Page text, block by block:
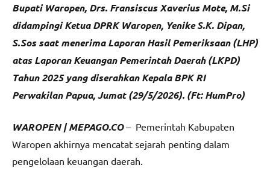
Bupati Waropen, Drs. Fransiscus Xaverius Mote, M.Si
didampingi Ketua DPRK Waropen, Yenike S.K. Dipan,
S.Sos saat menerima Laporan Hasil Pemeriksaan (LHP)
atas Laporan Keuangan Pemerintah Daerah (LKPD)
Tahun 2025 yang diserahkan Kepala BPK RI
Perwakilan Papua, Jumat (29/5/2026). (Ft: HumPro)
WAROPEN | MEPAGO.CO – Pemerintah Kabupaten
Waropen akhirnya mencatat sejarah penting dalam
pengelolaan keuangan daerah.